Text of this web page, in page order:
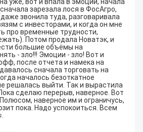
зарезала лося в ФосАгро,
звонила туда, разговаривала
с инвесторами, и когда он мне
про временные трудности,
Потом продала Новатэк, и
большие объёмы на
- зло!!! Эмоции - зло! Вот и
после отчета и намека на
сначала торговать на
началось безоткатное
решалась выйти. Так и вырастила
сделаю перерыв, наверное. Вот
наверное им и ограничусь,
пока. Надо успокоиться. Всем